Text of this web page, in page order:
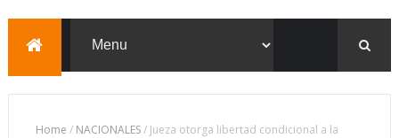
Home / NACIONALES/ Jueza otorga libertad condicional a la